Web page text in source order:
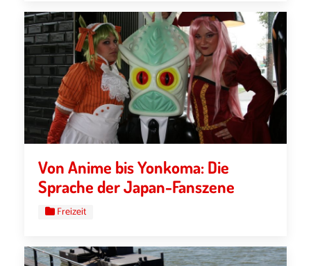
Von Anime bis Yonkoma: Die
Sprache der Japan-Fanszene
Freizeit